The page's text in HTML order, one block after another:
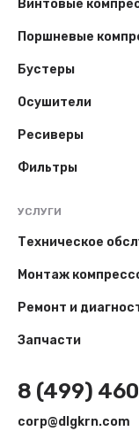
Винтовые
Поршневые
Бустеры
Осушители
Ресиверы
Фильтры
УСЛУГИ
Техническое
Монтаж
Ремонт и
Запчасти
8 (499)
corp@dlgkrn.com